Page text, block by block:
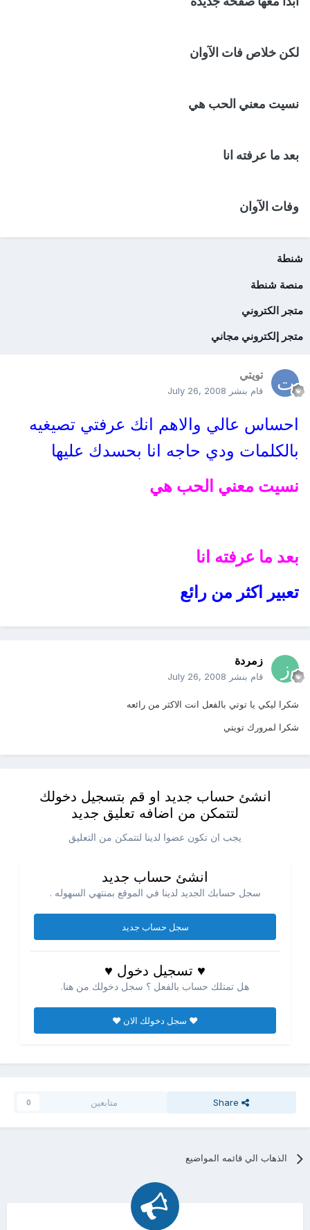
لكن خلاص فات الآوان
نسيت معني الحب هي
بعد ما عرفته انا
وفات الآوان
شنطة
منصة شنطة
متجر الكتروني
متجر إلكتروني مجاني
تويتي
قام بنشر July 26, 2008
احساس عالي والاهم انك عرفتي تصيغيه
بالكلمات ودي حاجه انا بحسدك عليها
نسيت معني الحب هي
بعد ما عرفته انا
تعبير اكثر من رائع
زمردة
قام بنشر July 26, 2008
شكرا ليكي يا توتي بالفعل انت الاكثر من رائعه
شكرا لمرورك تويتي
انشئ حساب جديد او قم بتسجيل دخولك
لتتمكن من اضافه تعليق جديد
يجب ان تكون عضوا لدينا لتتمكن من التعليق
انشئ حساب جديد
سجل حسابك الجديد لدينا في الموقع بمنتهي السهوله .
سجل حساب جديد
♥ تسجيل دخول ♥
هل تمتلك حساب بالفعل ؟ سجل دخولك من هنا.
♥ سجل دخولك الان ♥
Share متابعين 0
الذهاب الي قائمه المواضيع